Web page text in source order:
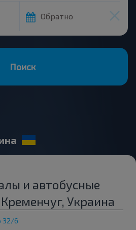
Обратно
Поиск
и автобусные
Украина
32/6